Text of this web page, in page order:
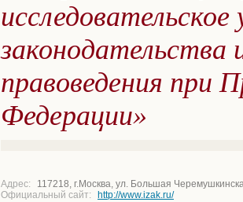
законодательства
правоведения при
Федерации»
Адрес:
117218, г.Москва, ул. Большая
Официальный сайт:
http://www.izak.ru/